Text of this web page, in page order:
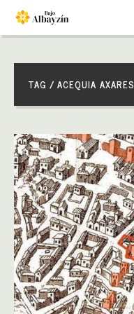
TAG / ACEQUIA AXARES